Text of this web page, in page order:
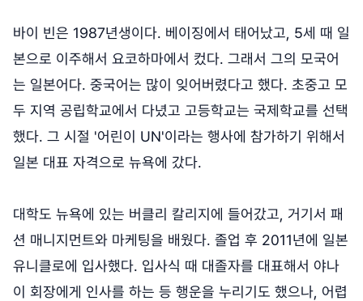
바이 빈은 1987년생이다. 베이징에서 태어났고, 5세 때 일
본으로 이주해서 요코하마에서 컸다. 그래서 그의 모국어
는 일본어다. 중국어는 많이 잊어버렸다고 했다. 초중고 모
두 지역 공립학교에서 다녔고 고등학교는 국제학교를 선택
했다. 그 시절 '어린이 UN'이라는 행사에 참가하기 위해서
일본 대표 자격으로 뉴욕에 갔다.
대학도 뉴욕에 있는 버클리 칼리지에 들어갔고, 거기서 패
션 매니지먼트와 마케팅을 배웠다. 졸업 후 2011년에 일본
유니클로에 입사했다. 입사식 때 대졸자를 대표해서 야나
이 회장에게 인사를 하는 등 행운을 누리기도 했으나, 어렵